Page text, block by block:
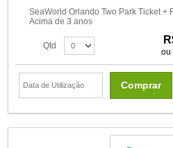
SeaWorld Orlando Two Park Ticket +
Acima de 3 anos
Qtd
ou
Comprar